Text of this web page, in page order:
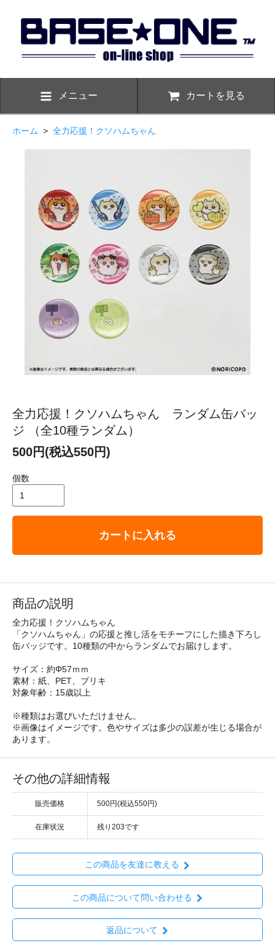
メニュー カートを見る
ホーム > 全力応援！クソハムちゃん
全力応援！クソハムちゃん ランダム缶バッ
ジ （全10種ランダム）
500円(税込550円)
個数
カートに入れる
商品の説明
全力応援！クソハムちゃん
「クソハムちゃん」の応援と推し活をモチーフにした描き下ろし
缶バッジです。10種類の中からランダムでお届けします。
サイズ：約Φ57ｍｍ
素材：紙、PET、ブリキ
対象年齢：15歳以上
※種類はお選びいただけません。
※画像はイメージです。色やサイズは多少の誤差が生じる場合が
あります。
その他の詳細情報
販売価格 500円(税込550円)
在庫状況 残り203です
この商品を友達に教える
この商品について問い合わせる
返品について